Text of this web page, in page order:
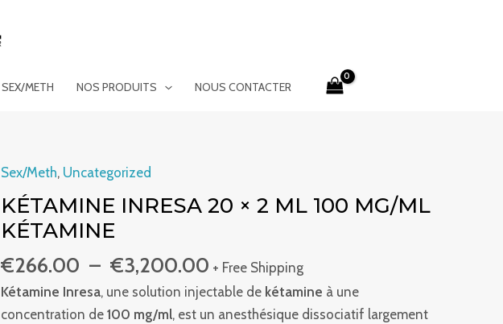
SEX/METH NOS PRODUITS NOUS CONTACTER
Sex/Meth, Uncategorized
KÉTAMINE INRESA 20 × 2 ML 100 MG/ML
KÉTAMINE
€266.00 – €3,200.00
de
prix :
à
€3,200.00
+ Free Shipping
Kétamine Inresa, une solution injectable de kétamine à une
concentration de 100 mg/ml, est un anesthésique dissociatif largement
quantité
de
Kétamine
20
×
2